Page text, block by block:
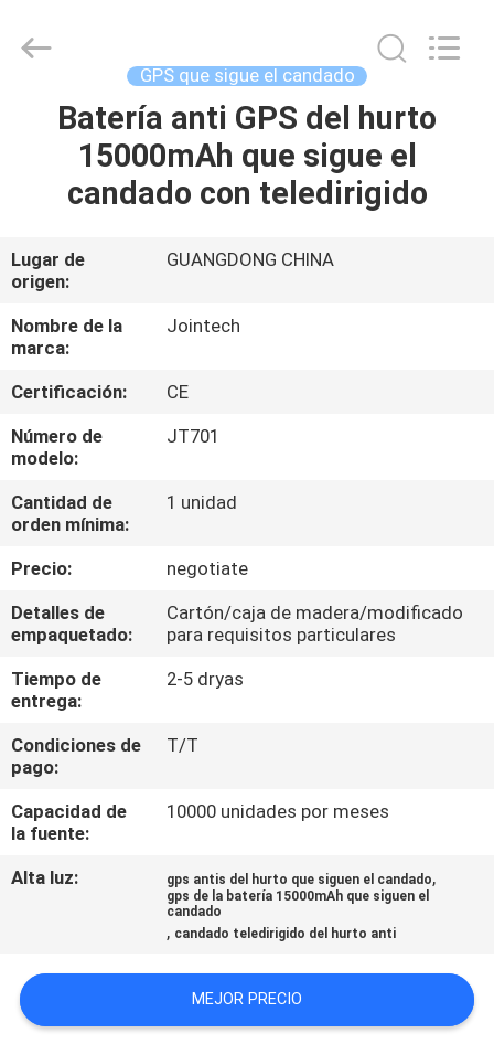
HOGAR
PRODUCTOS
VR
SHOW
SOBRE
NOSOTROS
VIAJE
DE
FÁBRICA
CONTROL
DE
CALIDAD
ÉNTRENOS
EN
CONTACTO
PIDA
UNA
Technology
GPS que sigue el candado
Batería anti GPS del hurto
15000mAh que sigue el
candado con teledirigido
Lugar de
origen:
GUANGDONG CHINA
Nombre de la
marca:
Jointech
Certificación:
CE
Número de
modelo:
JT701
Cantidad de
orden mínima:
1 unidad
Precio:
negotiate
Detalles de
empaquetado:
Cartón/caja de madera/modificado
para requisitos particulares
Tiempo de
entrega:
2-5 dryas
Condiciones de
pago:
T/T
Capacidad de
la fuente:
10000 unidades por meses
Alta luz: gps antis del hurto que siguen el candado,
gps de la batería 15000mAh que siguen el
candado
, candado teledirigido del hurto anti
MEJOR PRECIO